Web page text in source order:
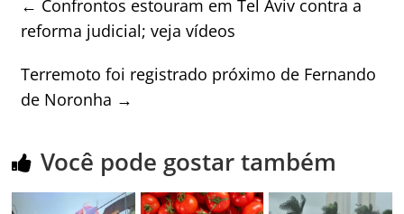
← Confrontos estouram em Tel Aviv contra a
reforma judicial; veja vídeos
Terremoto foi registrado próximo de Fernando
de Noronha →
Você pode gostar também